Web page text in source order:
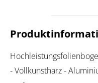
- Vollkunstharz -